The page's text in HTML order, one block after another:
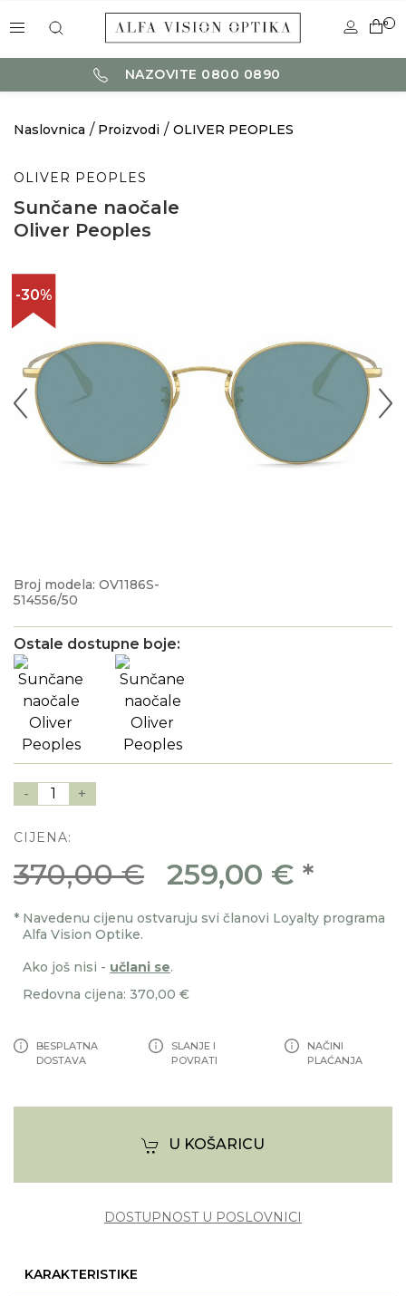
0
NAZOVITE 0800 0890
Naslovnica Proizvodi OLIVER PEOPLES
OLIVER PEOPLES
Sunčane naočale
Oliver Peoples
-30%
Broj modela: OV1186S-
514556/50
Ostale dostupne boje:
- 1 +
CIJENA:
370,00 € 259,00 € *
* Navedenu cijenu ostvaruju svi članovi Loyalty programa
Alfa Vision Optike.
Ako još nisi - učlani se.
Redovna cijena: 370,00 €
BESPLATNA
DOSTAVA
SLANJE I
POVRATI
NAČINI
PLAĆANJA
U KOŠARICU
DOSTUPNOST U POSLOVNICI
KARAKTERISTIKE